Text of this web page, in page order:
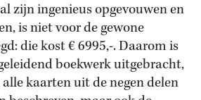
zijn ingenieus opgevouwen en
is niet voor de gewone
die kost € 6995,-. Daarom is
boekwerk uitgebracht,
kaarten uit de negen delen